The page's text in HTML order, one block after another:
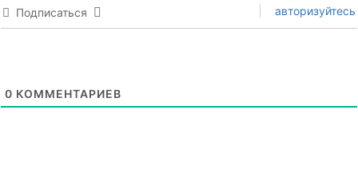
Подписаться авторизуйтесь
0 КОММЕНТАРИЕВ